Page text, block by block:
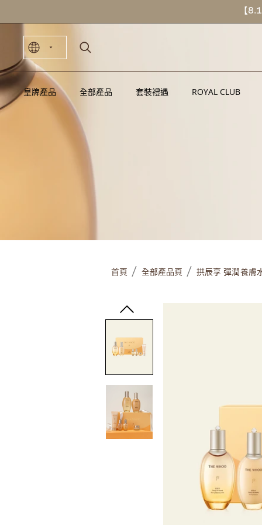
【
皇牌產品 全部產品 套裝禮遇 ROYAL CLUB
皇牌產品 全部產品 套裝禮遇 ROYAL CLUB
首頁 / 全部產品頁 / 拱辰享 彈潤養膚